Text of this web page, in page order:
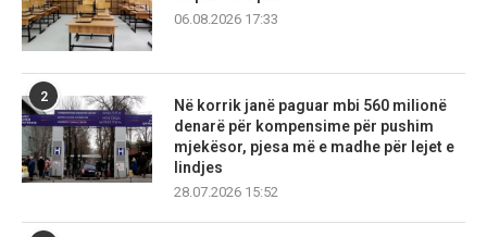
06.08.2026 17:33
2
Në korrik janë paguar mbi 560 milionë
denarë për kompensime për pushim
mjekësor, pjesa më e madhe për lejet e
lindjes
28.07.2026 15:52